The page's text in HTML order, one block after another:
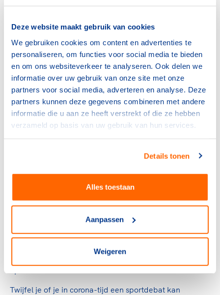
Deze website maakt gebruik van cookies
We gebruiken cookies om content en advertenties te
personaliseren, om functies voor social media te bieden
en om ons websiteverkeer te analyseren. Ook delen we
informatie over uw gebruik van onze site met onze
partners voor social media, adverteren en analyse. Deze
partners kunnen deze gegevens combineren met andere
informatie die u aan ze heeft verstrekt of die ze hebben
verzameld op basis van uw gebruik van hun services.
Details tonen
Alles toestaan
Aanpassen
Weigeren
aanvang: 19.30 uur
locatie: De Klok
aanmelden:via John Willemsen
9 maart 2022: Assen
aanvang: inloop 19.00 uur, aanvang 19.30 uur
locatie: Olympus
aanmelden:via
communicatie@assensportstad.nl
meer info:via deze link
10 maart 2022: Nieuwegein
locatie: Merwestein (digitaal uitgezonden)
aanmelden: volgt
Twijfel je of je in corona-tijd een sportdebat kan